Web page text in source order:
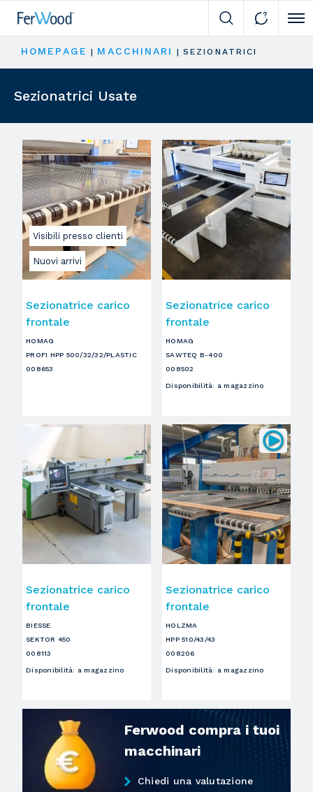
HOMEPAGE | MACCHINARI |SEZIONATRICI
Sezionatrici Usate
Nuovi arrivi
Visibili presso clienti
Sezionatrice carico
frontale
HOMAG
PROFI HPP 500/32/32/PLASTIC
008653
Sezionatrice carico
frontale
HOMAG
SAWTEQ B-400
008502
Disponibilità: a magazzino
Sezionatrice carico
frontale
BIESSE
SEKTOR 450
008113
Disponibilità: a magazzino
Sezionatrice carico
frontale
HOLZMA
HPP 510/43/43
008206
Disponibilità: a magazzino
Ferwood compra i tuoi
macchinari
Chiedi una valutazione